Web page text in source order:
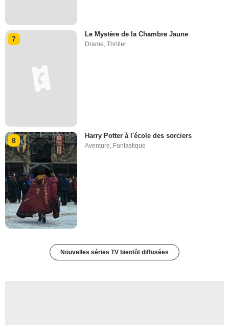
7
Le Mystère de la Chambre Jaune
Drame,Thriller
8
Harry Potter à l'école des sorciers
Aventure, Fantastique
Nouvelles séries TV bientôt diffusées